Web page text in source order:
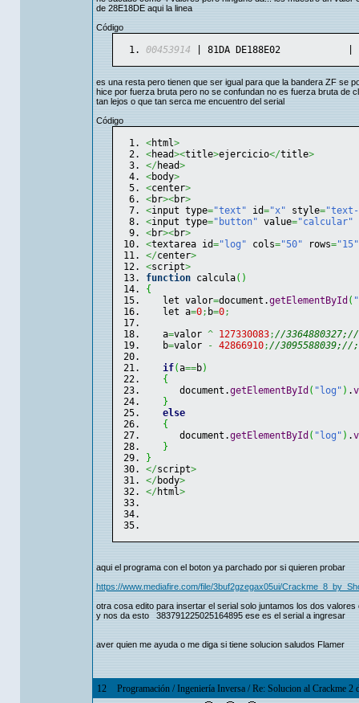
de 28E18DE aqui la linea
Código
00453914 | 81DA DE188E02            |
es una resta pero tienen que ser igual para que la bandera ZF se
hice por fuerza bruta pero no se confundan no es fuerza bruta de
tan lejos o que tan serca me encuentro del serial
Código
<html>
<head><title>ejercicio</title>
</ head>
<body>
<center>
<br><br>
<input type="text" id="x" style=
<input type="button" value="calcular"
<br><br>
<textarea id="log" cols="50" rows="15"
</center>
<script>
function calcula( )
{
let valor=document.getElementById (
let a=0; b=0;
a=valor ^ 127330083;//
b=valor - 42866910;//3095588039;//;
if(a==b)
{
document.getElementById ( "log" ) .
}
else
{
document.getElementById ( "log" ) .
}
}
</script>
</ body>
</ html>
aqui el programa con el boton ya parchado por si quieren probar
https://www.mediafire.com/file/3buf2gzegax05ui/
otra cosa edito para insertar el serial solo juntamos los dos
y nos da esto 383791225025164895 ese es el serial a ingresar
aver quien me ayuda o me diga si tiene solucion saludos Flamer
12 Programación/Ingeniería Inversa/Re: Solucion al Crackme 2